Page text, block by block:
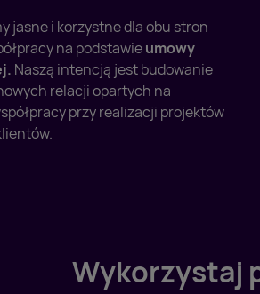
jasne i korzystne dla obu stron
na podstawieumowy
Naszą intencją jest budowanie
relacji opartych na
przy realizacji projektów
Wykorzystaj